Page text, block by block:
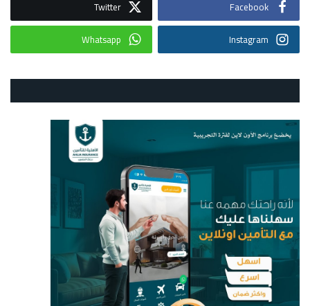
Facebook
Twitter
Instagram
Whatsapp